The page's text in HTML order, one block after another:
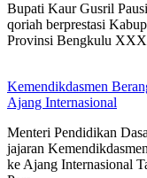
Bupati Kaur Gusril
qoriah berprestasi
Provinsi Bengkulu
Kemendikdasmen
Ajang Internasional
Menteri Pendidikan
jajaran
ke Ajang Internasional